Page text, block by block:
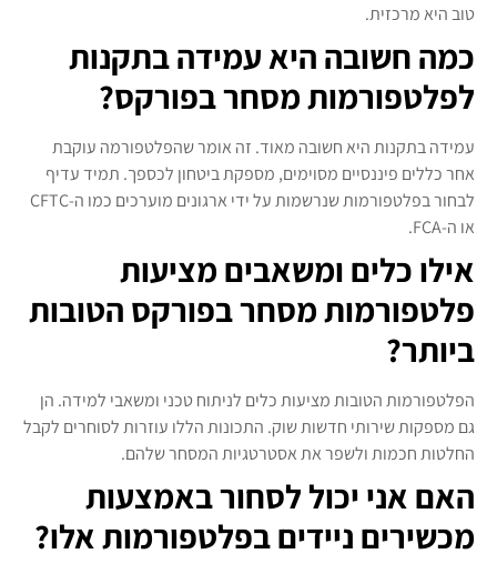
טוב היא מרכזית.
כמה חשובה היא עמידה בתקנות
לפלטפורמות מסחר בפורקס?
עמידה בתקנות היא חשובה מאוד. זה אומר שהפלטפורמה עוקבת
אחר כללים פיננסיים מסוימים, מספקת ביטחון לכספך. תמיד עדיף
לבחור בפלטפורמות שנרשמות על ידי ארגונים מוערכים כמו ה-CFTC
או ה-FCA.
אילו כלים ומשאבים מציעות
פלטפורמות מסחר בפורקס הטובות
ביותר?
הפלטפורמות הטובות מציעות כלים לניתוח טכני ומשאבי למידה. הן
גם מספקות שירותי חדשות שוק. התכונות הללו עוזרות לסוחרים לקבל
החלטות חכמות ולשפר את אסטרטגיות המסחר שלהם.
האם אני יכול לסחור באמצעות
מכשירים ניידים בפלטפורמות אלו?